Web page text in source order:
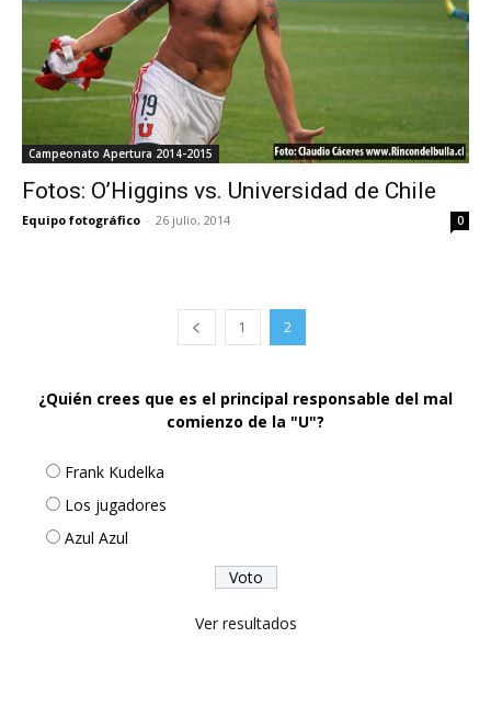
Campeonato Apertura 2014-2015
Fotos: O’Higgins vs. Universidad de Chile
Equipo fotográfico - 26 julio, 2014 0
1 2
¿Quién crees que es el principal responsable del mal
comienzo de la "U"?
Frank Kudelka
Los jugadores
Azul Azul
Ver resultados